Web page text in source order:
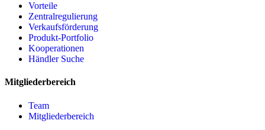
Vorteile
Zentralregulierung
Verkaufsförderung
Produkt-Portfolio
Kooperationen
Händler Suche
Mitgliederbereich
Team
Mitgliederbereich